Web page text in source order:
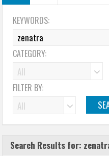
KEYWORDS:
CATEGORY:
FILTER BY:
Search Results for: